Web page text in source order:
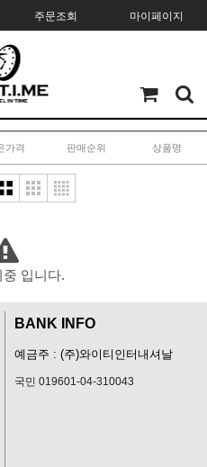
주문조회 마이페이지
가격 판매순위 상품명
입니다.
BANK INFO
예금주 : (주)와이티인터내셔날
국민 019601-04-310043